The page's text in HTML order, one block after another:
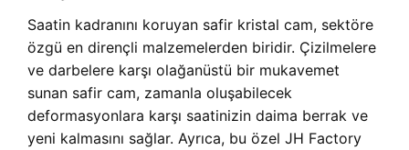
Saatin kadranını koruyan safir kristal cam, sektöre
özgü en dirençli malzemelerden biridir. Çizilmelere
ve darbelere karşı olağanüstü bir mukavemet
sunan safir cam, zamanla oluşabilecek
deformasyonlara karşı saatinizin daima berrak ve
yeni kalmasını sağlar. Ayrıca, bu özel JH Factory